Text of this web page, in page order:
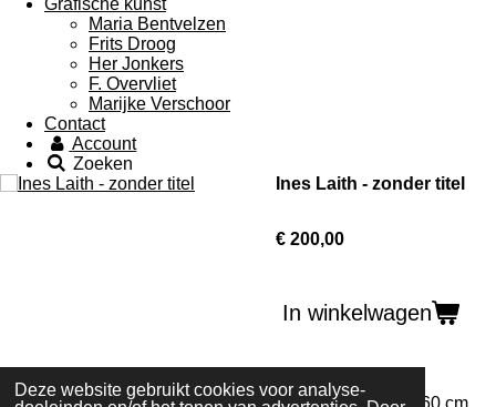
Deze website gebruikt cookies voor analyse-
Grafische kunst
Maria Bentvelzen
Frits Droog
Her Jonkers
F. Overvliet
Marijke Verschoor
Contact
Account
Zoeken
Ines Laith - zonder titel
€ 200,00
In winkelwagen
Acryl op doek. 50x60 cm.